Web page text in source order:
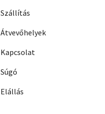
Szállítás
Átvevőhelyek
Kapcsolat
Súgó
Elállás